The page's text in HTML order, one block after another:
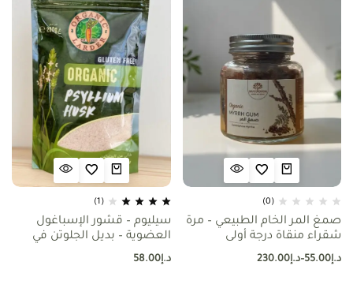
(0)
صمغ المر الخام الطبيعي – مرة
شقراء منقاة درجة أولى
د.إ55.00
–د.إ230.00
(1)
سيليوم – قشور الإسباغول
العضوية – بديل الجلوتن في
الخبز
د.إ58.00